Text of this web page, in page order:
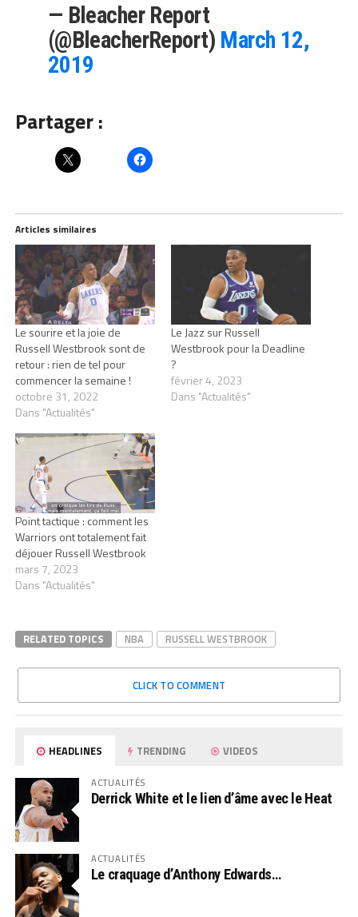
— Bleacher Report
(@BleacherReport) March 12,
2019
Partager :
Articles similaires
Le sourire et la joie de
Russell Westbrook sont de
retour : rien de tel pour
commencer la semaine !
octobre 31, 2022
Dans "Actualités"
Le Jazz sur Russell
Westbrook pour la Deadline
?
février 4, 2023
Dans "Actualités"
Point tactique : comment les
Warriors ont totalement fait
déjouer Russell Westbrook
mars 7, 2023
Dans "Actualités"
RELATED TOPICS NBA RUSSELL WESTBROOK
CLICK TO COMMENT
HEADLINES TRENDING VIDEOS
ACTUALITÉS
Derrick White et le lien d’âme avec le Heat
ACTUALITÉS
Le craquage d’Anthony Edwards…